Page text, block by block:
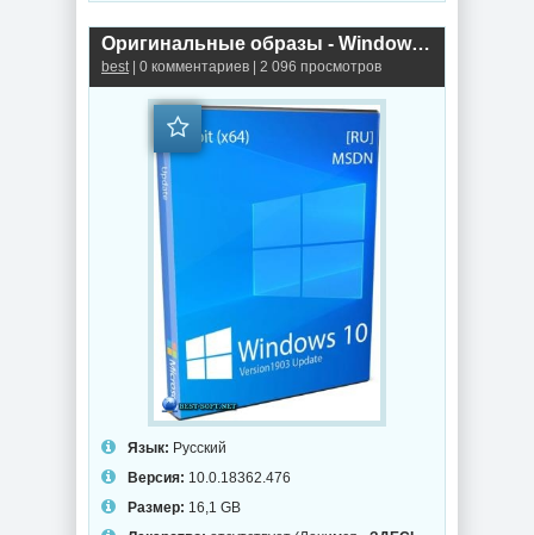
Оригинальные образы - Windows 10.0.18362.476 Version 1903 (November 2019 Update)
best| 0 комментариев | 2 096 просмотров
Язык: Русский
Версия: 10.0.18362.476
Размер: 16,1 GB